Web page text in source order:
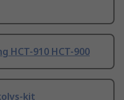
HCT-910 HCT-900
kit